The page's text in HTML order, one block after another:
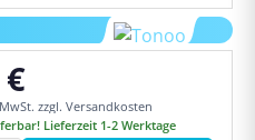
Preis:
zzgl. Versandkosten
Lieferzeit 1-2 Werktage